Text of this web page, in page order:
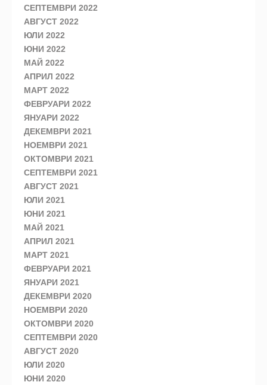
СЕПТЕМВРИ 2022
АВГУСТ 2022
ЮЛИ 2022
ЮНИ 2022
МАЙ 2022
АПРИЛ 2022
МАРТ 2022
ФЕВРУАРИ 2022
ЯНУАРИ 2022
ДЕКЕМВРИ 2021
НОЕМВРИ 2021
ОКТОМВРИ 2021
СЕПТЕМВРИ 2021
АВГУСТ 2021
ЮЛИ 2021
ЮНИ 2021
МАЙ 2021
АПРИЛ 2021
МАРТ 2021
ФЕВРУАРИ 2021
ЯНУАРИ 2021
ДЕКЕМВРИ 2020
НОЕМВРИ 2020
ОКТОМВРИ 2020
СЕПТЕМВРИ 2020
АВГУСТ 2020
ЮЛИ 2020
ЮНИ 2020